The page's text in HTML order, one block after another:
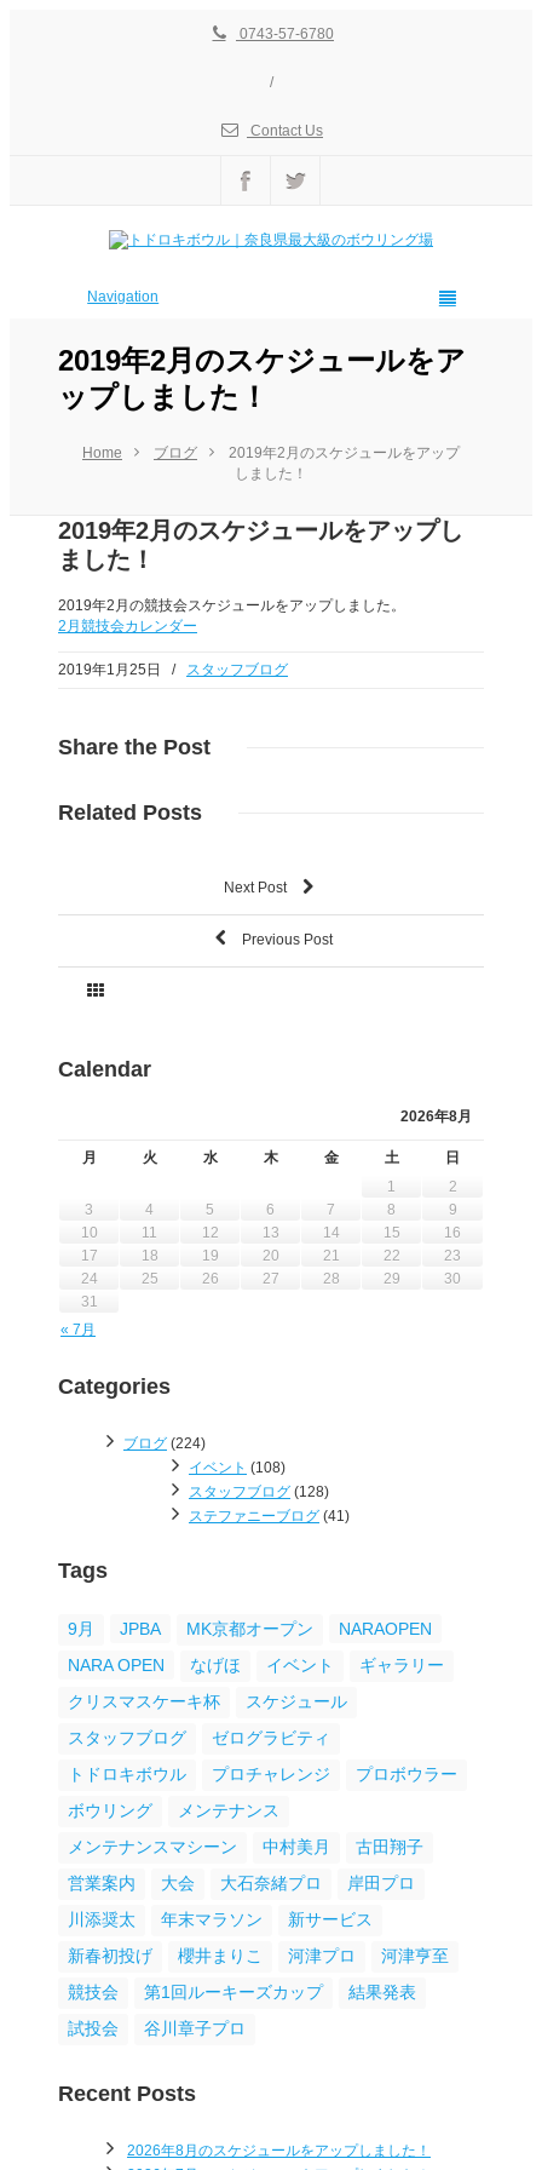
0743-57-6780
/
Contact Us
Navigation
2019年2月のスケジュールをア
ップしました！
Home ブログ
2019年2月のスケジュールをアップ
しました！
2019年2月のスケジュールをアップし
ました！
2019年2月の競技会スケジュールをアップしました。
2月競技会カレンダー
2019年1月25日 / スタッフブログ
Share the Post
Related Posts
Next Post
Previous Post
Calendar
2026年8月
月 火 水 木 金 土 日
« 7月
1
2
3
4 5 6 7 8
9
10
11 12 13 14 15
16
17
18 19 20 21 22
23
24
25 26 27 28 29
30
31
Categories
ブログ (224)
イベント (108)
スタッフブログ (128)
ステファニーブログ (41)
Tags
9月 JPBA MK京都オープン
NARAOPEN
NARA OPEN
なげほ イベント
ギャラリー
クリスマスケーキ杯
スケジュール
スタッフブログ
ゼログラビティ
トドロキボウル
プロチャレンジ
プロボウラー
ボウリング
メンテナンス
メンテナンスマシーン
中村美月
古田翔子
営業案内
大会 大石奈緒プロ
岸田プロ
川添奨太
年末マラソン
新サービス
新春初投げ
櫻井まりこ 河津プロ
河津亨至
競技会
第1回ルーキーズカップ
結果発表
試投会
谷川章子プロ
Recent Posts
2026年8月のスケジュールをアップしました！